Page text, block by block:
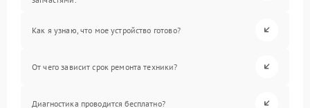
Как я узнаю, что мое устройство готово?
От чего зависит срок ремонта техники?
Диагностика проводится бесплатно?